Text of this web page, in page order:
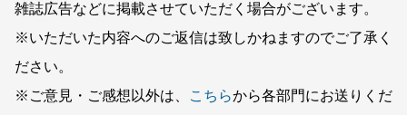
雑誌広告などに掲載させていただく場合がございます。
※いただいた内容へのご返信は致しかねますのでご了承く
ださい。
※ご意見・ご感想以外は、
こちらから各部門にお送りくだ